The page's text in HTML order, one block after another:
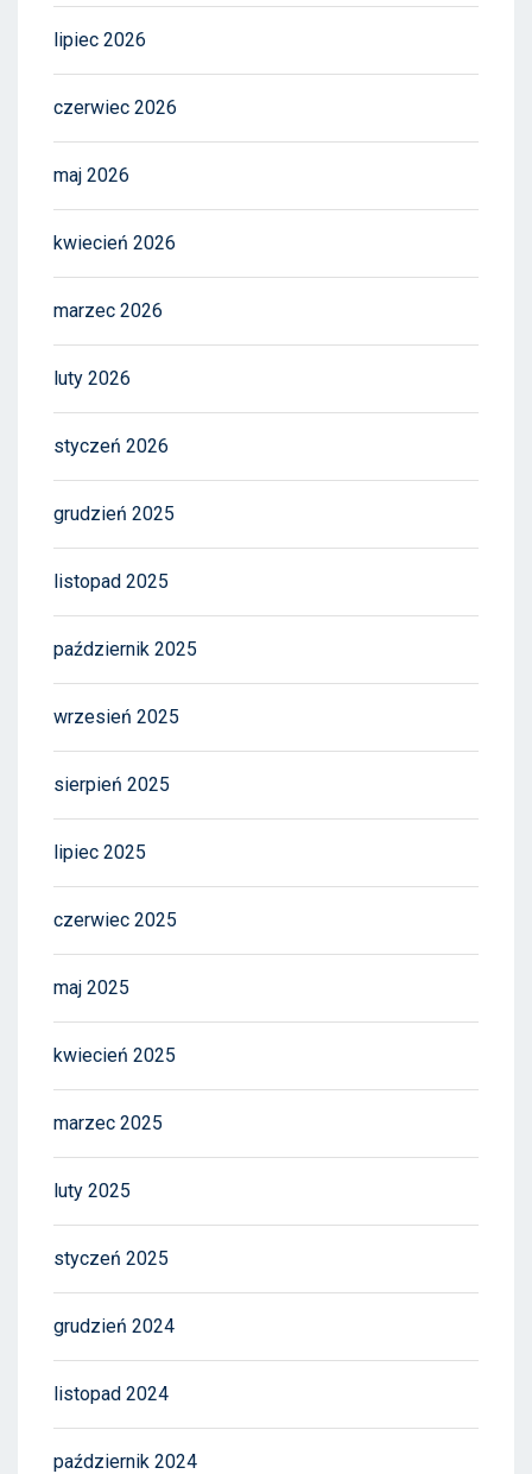
lipiec 2026
czerwiec 2026
maj 2026
kwiecień 2026
marzec 2026
luty 2026
styczeń 2026
grudzień 2025
listopad 2025
październik 2025
wrzesień 2025
sierpień 2025
lipiec 2025
czerwiec 2025
maj 2025
kwiecień 2025
marzec 2025
luty 2025
styczeń 2025
grudzień 2024
listopad 2024
październik 2024